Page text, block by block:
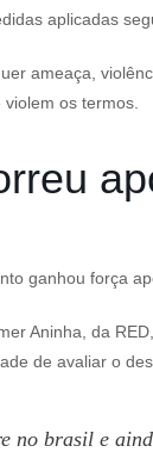
aplicadas
ameaça,
os termos.
ganhou força
Aninha, da
de avaliar o
no brasil e